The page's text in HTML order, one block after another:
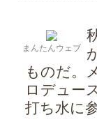
まんたんウェブ
ものだ。
ロデュー
打ち水に